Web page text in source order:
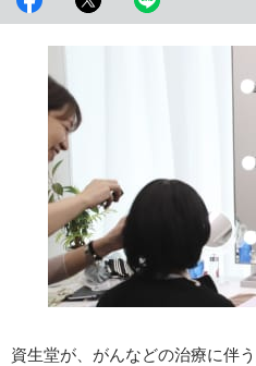
資生堂が、がんなどの治療に伴